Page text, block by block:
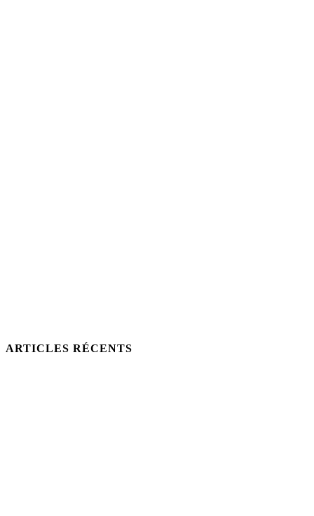
ARTICLES RÉCENTS